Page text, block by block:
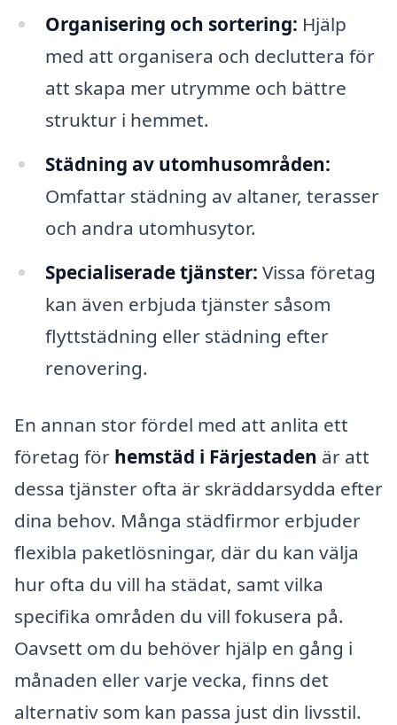
Organisering och sortering: Hjälp
med att organisera och decluttera för
att skapa mer utrymme och bättre
struktur i hemmet.
Städning av utomhusområden:
Omfattar städning av altaner, terasser
och andra utomhusytor.
Specialiserade tjänster: Vissa företag
kan även erbjuda tjänster såsom
flyttstädning eller städning efter
renovering.
En annan stor fördel med att anlita ett
företag för hemstäd i Färjestaden är att
dessa tjänster ofta är skräddarsydda efter
dina behov. Många städfirmor erbjuder
flexibla paketlösningar, där du kan välja
hur ofta du vill ha städat, samt vilka
specifika områden du vill fokusera på.
Oavsett om du behöver hjälp en gång i
månaden eller varje vecka, finns det
alternativ som kan passa just din livsstil.